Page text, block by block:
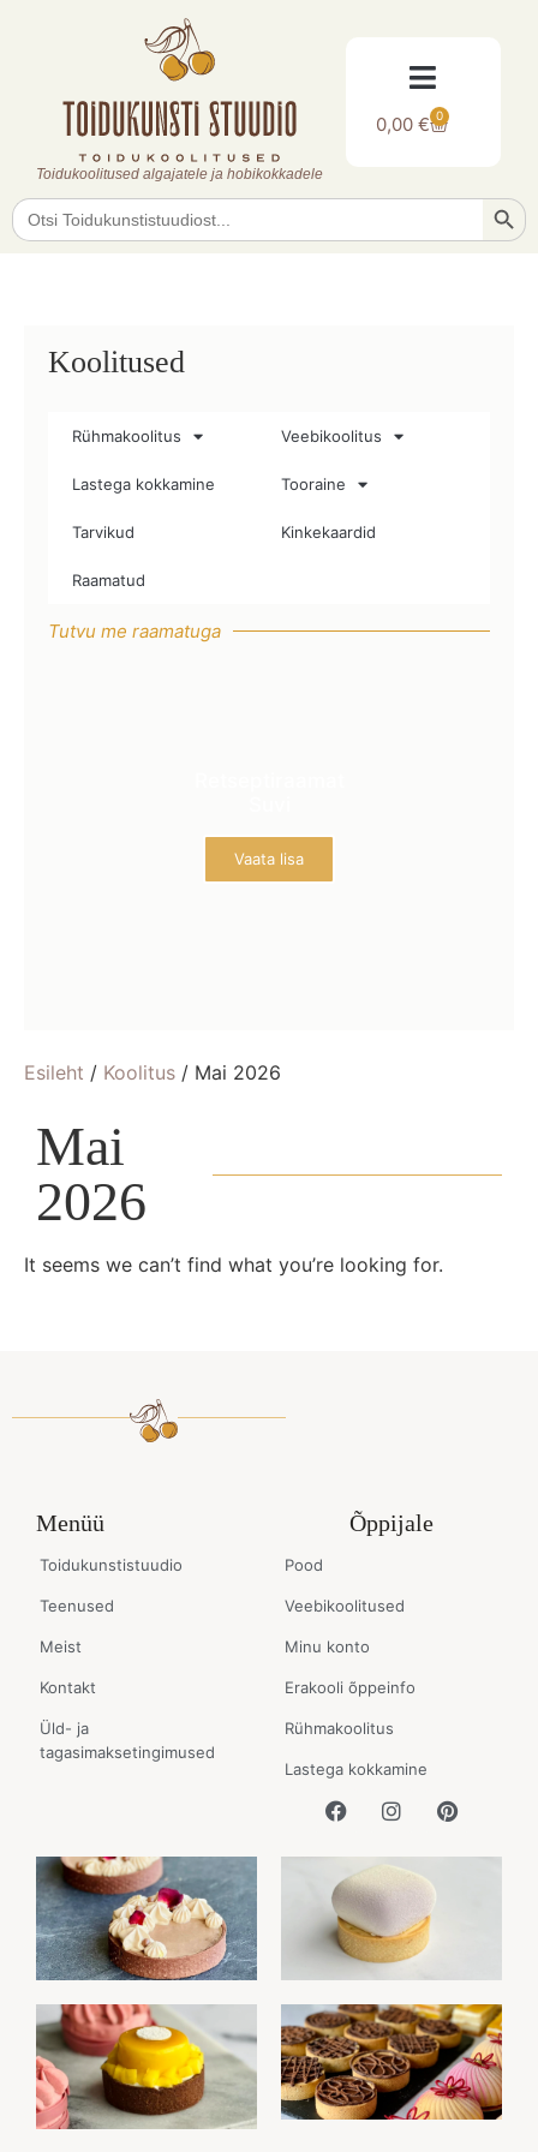
Toidukoolitused algajatele ja hobikokkadele
0,00€ 0
Search
for:
Koolitused
Rühmakoolitus Veebikoolitus
Lastega kokkamine Tooraine
Tarvikud Kinkekaardid
Raamatud
Tutvu me raamatuga
Vaata lisa
Esileht / Koolitus / Mai 2026
Mai
2026
It seems we can’t find what you’re looking for.
Menüü
Toidukunstistuudio
Teenused
Meist
Kontakt
Üld- ja
tagasimaksetingimused
Õppijale
Pood
Veebikoolitused
Minu konto
Erakooli õppeinfo
Rühmakoolitus
Lastega kokkamine